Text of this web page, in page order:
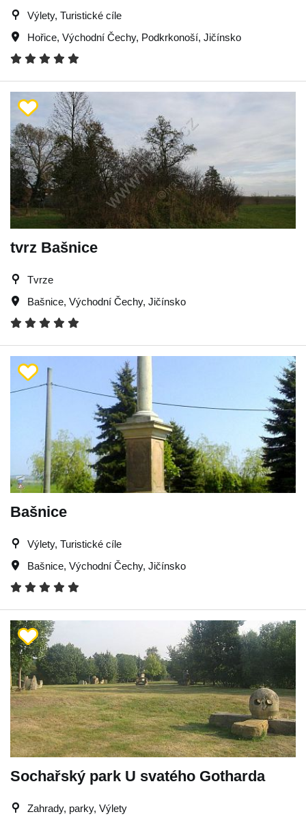
Výlety, Turistické cíle
Hořice, Východní Čechy, Podkrkonoší, Jičínsko
tvrz Bašnice
Tvrze
Bašnice, Východní Čechy, Jičínsko
Bašnice
Výlety, Turistické cíle
Bašnice, Východní Čechy, Jičínsko
Sochařský park U svatého Gotharda
Zahrady, parky, Výlety